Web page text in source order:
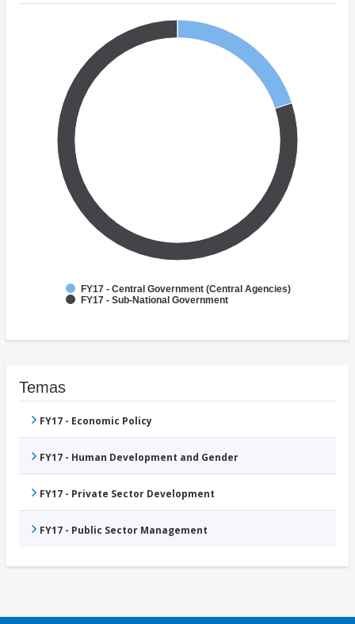
FY17 - Central Government (Central Agencies)
FY17 - Sub-National Government
Temas
FY17 - Economic Policy
FY17 - Human Development and Gender
FY17 - Private Sector Development
FY17 - Public Sector Management